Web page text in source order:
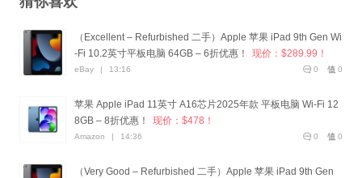
（Excellent – Refurbished 二手）Apple 苹果 iPad 9th Gen Wi
-Fi 10.2英寸平板电脑 64GB – 6折优惠！
现价：$289.99！
0
0
eBay | 13:16
苹果 Apple iPad 11英寸 A16芯片2025年款 平板电脑 Wi-Fi 12
8GB – 8折优惠！
现价：$478！
0
0
Amazon | 14:36
（Very Good – Refurbished 二手）Apple 苹果 iPad 9th Gen